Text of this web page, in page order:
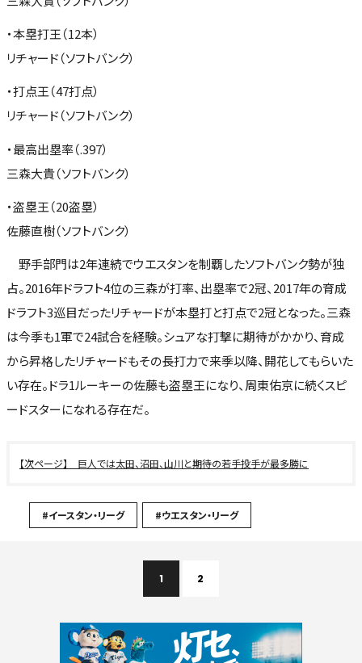
・本塁打王（12本）
リチャード（ソフトバンク）
・打点王（47打点）
リチャード（ソフトバンク）
・最高出塁率（.397）
三森大貴（ソフトバンク）
・盗塁王（20盗塁）
佐藤直樹（ソフトバンク）
野手部門は2年連続でウエスタンを制覇したソフトバンク勢が独
占。2016年ドラフト4位の三森が打率、出塁率で2冠、2017年の育成
ドラフト3巡目だったリチャードが本塁打と打点で2冠となった。三森
は今季も1軍で24試合を経験。シュアな打撃に期待がかかり、育成
から昇格したリチャードもその長打力で来季以降、開花してもらいた
い存在。ドラ1ルーキーの佐藤も盗塁王になり、周東佑京に続くスピ
ードスターになれる存在だ。
巨人では太田、沼田、山川と期待の若手投手が最多勝に
#イースタン・リーグ #ウエスタン・リーグ
1 2